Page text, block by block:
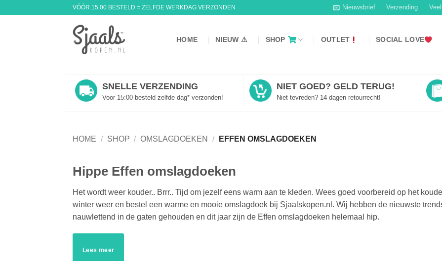
VÓÓR 15.00 BESTELD = ZELFDE WERKDAG VERZONDEN Nieuwsbrief Verzending
HOME NIEUW ⚠ SHOP OUTLET SOCIAL LOVE
SNELLE VERZENDING
Voor 15:00 besteld zelfde dag* verzonden!
NIET GOED? GELD TERUG!
Niet tevreden? 14 dagen retourrecht!
HOME / SHOP / OMSLAGDOEKEN / EFFEN OMSLAGDOEKEN
Hippe Effen omslagdoeken
Het wordt weer kouder.. Brrr.. Tijd om jezelf eens warm aan te kleden. Wees goed voorbereid op het koude
winter weer en bestel een warme en mooie omslagdoek bij Sjaalskopen.nl. Wij hebben de nieuwste
nauwlettend in de gaten gehouden en dit jaar zijn de Effen omslagdoeken helemaal hip.
Lees meer